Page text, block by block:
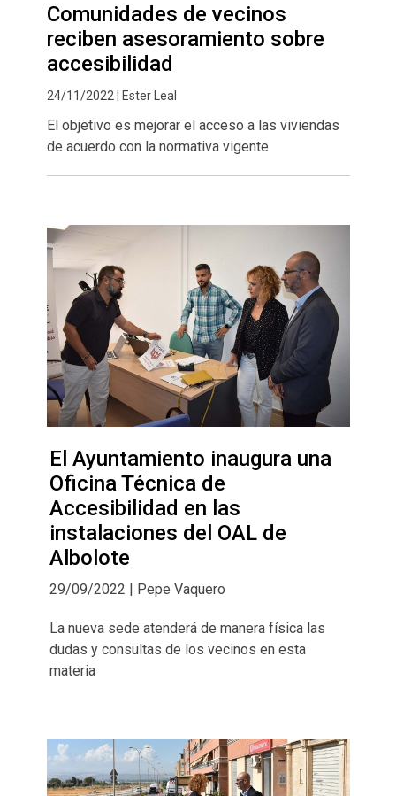
Comunidades de vecinos
reciben asesoramiento sobre
accesibilidad
24/11/2022 | Ester Leal
El objetivo es mejorar el acceso a las viviendas
de acuerdo con la normativa vigente
El Ayuntamiento inaugura una
Oficina Técnica de
Accesibilidad en las
instalaciones del OAL de
Albolote
29/09/2022 | Pepe Vaquero
La nueva sede atenderá de manera física las
dudas y consultas de los vecinos en esta
materia